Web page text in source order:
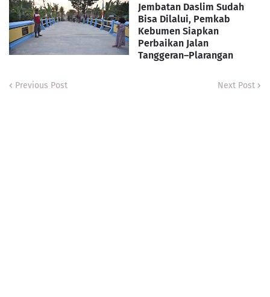
Jembatan Daslim Sudah
Bisa Dilalui, Pemkab
Kebumen Siapkan
Perbaikan Jalan
Tanggeran–Plarangan
Previous Post Next Post